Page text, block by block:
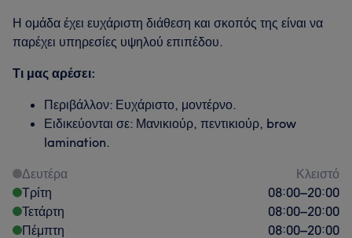
Η ομάδα έχει ευχάριστη διάθεση και σκοπός της είναι να
παρέχει υπηρεσίες υψηλού επιπέδου.
Τι μας αρέσει:
Περιβάλλον: Ευχάριστο, μοντέρνο.
Ειδικεύονται σε: Μανικιούρ, πεντικιούρ, brow
lamination.
Δευτέρα
Κλειστό
Τρίτη
08:00–20:00
Τετάρτη
08:00–20:00
Πέμπτη
08:00–20:00